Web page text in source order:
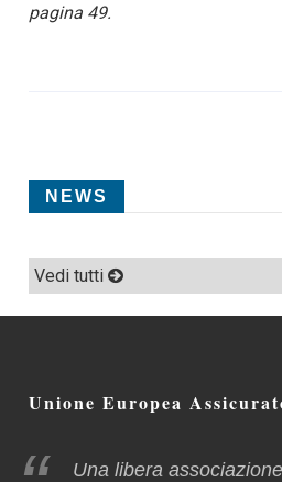
pagina 49.
NEWS
Vedi tutti
Unione Europea
Una libera